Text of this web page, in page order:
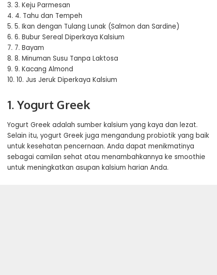
3. 3. Keju Parmesan
4. 4. Tahu dan Tempeh
5. 5. Ikan dengan Tulang Lunak (Salmon dan Sardine)
6. 6. Bubur Sereal Diperkaya Kalsium
7. 7. Bayam
8. 8. Minuman Susu Tanpa Laktosa
9. 9. Kacang Almond
10. 10. Jus Jeruk Diperkaya Kalsium
1. Yogurt Greek
Yogurt Greek adalah sumber kalsium yang kaya dan lezat.
Selain itu, yogurt Greek juga mengandung probiotik yang baik
untuk kesehatan pencernaan. Anda dapat menikmatinya
sebagai camilan sehat atau menambahkannya ke smoothie
untuk meningkatkan asupan kalsium harian Anda.